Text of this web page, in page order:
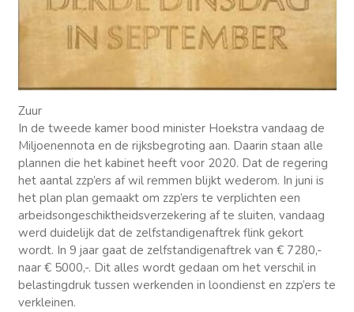
Zuur
In de tweede kamer bood minister Hoekstra vandaag de
Miljoenennota en de rijksbegroting aan. Daarin staan alle
plannen die het kabinet heeft voor 2020. Dat de regering
het aantal zzp’ers af wil remmen blijkt wederom. In juni is
het plan plan gemaakt om zzp’ers te verplichten een
arbeidsongeschiktheidsverzekering af te sluiten, vandaag
werd duidelijk dat de zelfstandigenaftrek flink gekort
wordt. In 9 jaar gaat de zelfstandigenaftrek van € 7280,-
naar € 5000,-. Dit alles wordt gedaan om het verschil in
belastingdruk tussen werkenden in loondienst en zzp’ers te
verkleinen.